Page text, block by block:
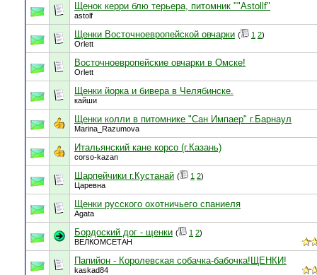
Щенок керри блю терьера, питомник ""Astollf"
astolf
Щенки Восточноевропейской овчарки ( 1 2)
Orlett
Восточноевропейские овчарки в Омске!
Orlett
Щенки йорка и бивера в Челябинске.
кайши
Щенки колли в питомнике "Сан Импаер" г.Барнаул
Marina_Razumova
Итальянский кане корсо (г.Казань)
corso-kazan
Шарпейчики г.Кустанай ( 1 2)
Царевна
Щенки русского охотничьего спаниеля
Agata
Бордоский дог - щенки ( 1 2)
ВЕЛКОМСЕТАН
Папийон - Королевская собачка-бабочка!ЩЕНКИ!
kaskad84